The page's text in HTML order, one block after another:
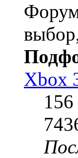
Форум
Xbox
156